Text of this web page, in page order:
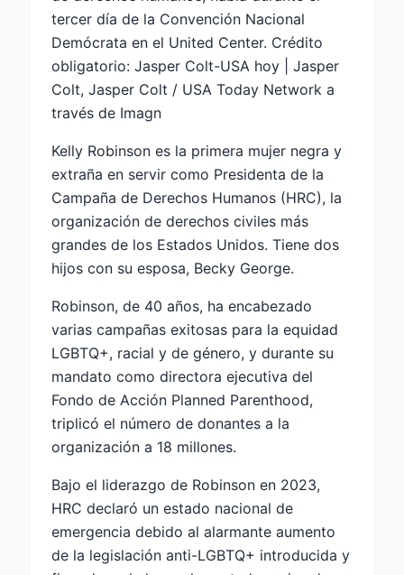
tercer día de la Convención Nacional
Demócrata en el United Center. Crédito
obligatorio: Jasper Colt-USA hoy | Jasper
Colt, Jasper Colt / USA Today Network a
través de Imagn
Kelly Robinson es la primera mujer negra y
extraña en servir como Presidenta de la
Campaña de Derechos Humanos (HRC), la
organización de derechos civiles más
grandes de los Estados Unidos. Tiene dos
hijos con su esposa, Becky George.
Robinson, de 40 años, ha encabezado
varias campañas exitosas para la equidad
LGBTQ+, racial y de género, y durante su
mandato como directora ejecutiva del
Fondo de Acción Planned Parenthood,
triplicó el número de donantes a la
organización a 18 millones.
Bajo el liderazgo de Robinson en 2023,
HRC declaró un estado nacional de
emergencia debido al alarmante aumento
de la legislación anti-LGBTQ+ introducida y